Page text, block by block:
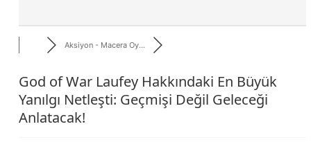
Aksiyon - Macera Oy...
God of War Laufey Hakkındaki En Büyük
Yanılgı Netleşti: Geçmişi Değil Geleceği
Anlatacak!